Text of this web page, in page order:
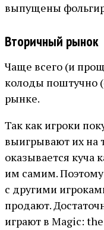
выпущены
Вторичный рынок
Чаще всего (и
колоды поштучно
рынке.
Так как игроки
выигрывают их на
оказывается куча
им самим.
с другими
продают.
играют в Magic: